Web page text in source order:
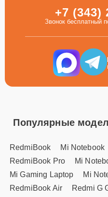
+7 (343)
Звонок бесплатный
Популярные
RedmiBook Mi Notebook
RedmiBook Pro
Mi
Mi Gaming Laptop
Mi
RedmiBook Air
Redmi G